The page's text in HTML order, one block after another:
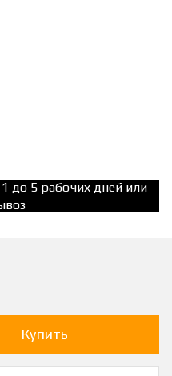
до 5 рабочих дней или
Купить